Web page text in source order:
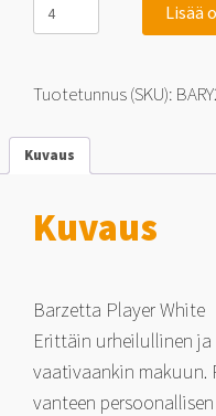
Player
White
38
Lisää
Tuotetunnus (SKU):
Kuvaus
Kuvaus
Barzetta Player White
Erittäin urheilullinen
vaativaankin makuun.
vanteen